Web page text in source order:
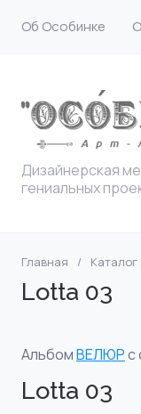
Об Особинке
Дизайнерская
гениальных
Главная /
Lotta 03
АльбомВЕЛЮРс
Lotta 03